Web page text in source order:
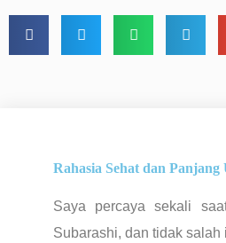
Rahasia Sehat dan
Saya percaya sekali
Subarashi, dan tidak salah